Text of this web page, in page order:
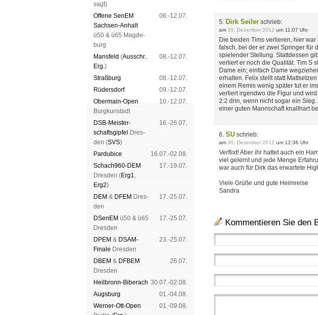
sagt)
Offene SenEM
Sach­sen-An­halt
ü50 & ü65 Mag­de­
burg
06.-12.07.
Mans­feld (Aus­schr.,
Erg.)
08.-12.07.
Straß­burg
08.-12.07.
Rüders­dorf
09.-12.07.
Ober­main-Open
Burg­kun­stadt
10.-12.07.
DSB-Meister­
schafts­gipfel
Dres­
den (SVS)
16.-26.07.
Pardu­bice
16.07.-02.08.
Schach960-DEM
Dres­den (Erg1,
Erg2)
17.-19.07.
DEM & DFEM Dres­
den
17.-25.07.
DSenEM ü50 & ü65
Dres­den
17.-25.07.
DPEM & DSAM-
Finale Dres­den
23.-25.07.
DBEM & DFBEM
Dres­den
26.07.
Heil­bronn-Bi­ber­ach 30.07.-02.08.
Augs­burg
01.-04.08.
Werner-Ott-Open
01.-09.08.
5. Dirk Seiler schrieb:
am 30. Dezember 2012 um 11:07 Uhr
Die beiden Tims verlieren, hier
falsch, bei der er zwei Springer für
spielender Stellung. Stattdessen
verliert er noch die Qualität. Tim S
Dame ein; einfach Dame
erhalten. Felix stellt statt
einem Remis wenig später tut er
verliert irgendwo die Figur und
2:2 drin, wenn nicht sogar ein
einer guten Mannschaft knallhart
6. SU schrieb:
am 30. Dezember 2012 um 12:36 Uhr
Verflixt! Aber ihr hattet auch ein
viel gelernt und jede Menge
war auch für Dirk das erwartete
Viele Grüße und gute Heimreise
Sandra
Kommentieren Sie den